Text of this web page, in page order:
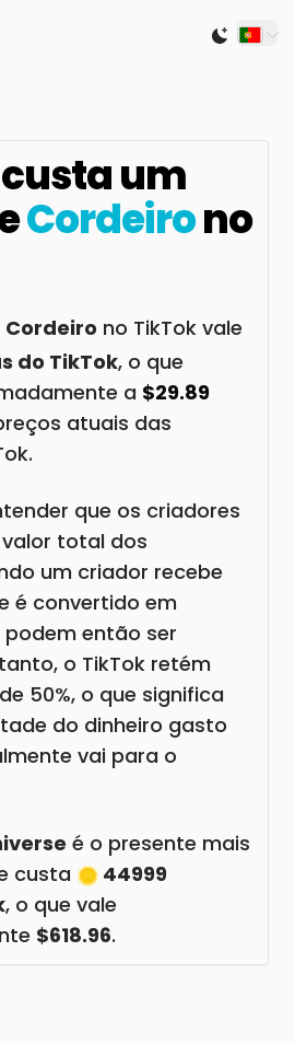
Switch
um
Cordeirono
Cordeiro no TikTok vale
do TikTok, o que
a $29.89
atuais das
que os criadores
total dos
um criador recebe
é convertido em
então ser
o TikTok retém
50%, o que significa
do dinheiro gasto
vai para o
é o presente mais
custa
44999
, o que vale
$618.96.